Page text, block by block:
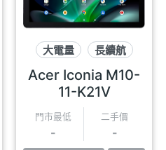
大電量 長續航
Acer Iconia M10-
11-K21V
門市最低
-
二手價
-